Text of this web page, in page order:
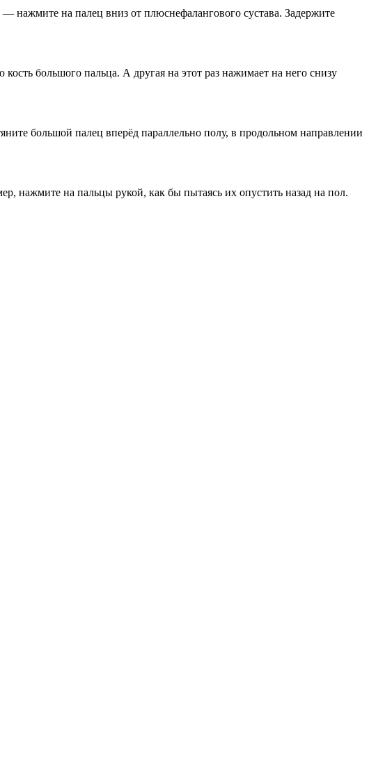
нажмите на палец вниз от плюснефалангового сустава. Задержите
большого пальца. А другая на этот раз нажимает на него снизу
большой палец вперёд параллельно полу, в продольном направлении
нажмите на пальцы рукой, как бы пытаясь их опустить назад на пол.